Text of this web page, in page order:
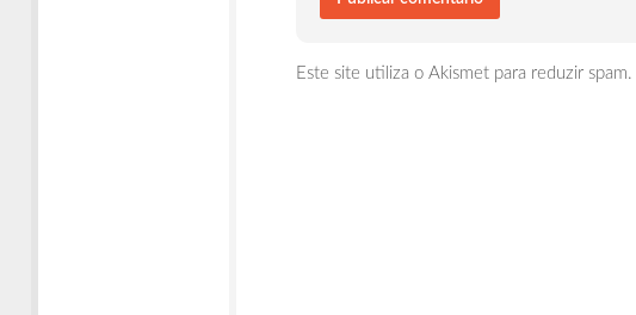
Este site utiliza o Akismet para reduzir spam.